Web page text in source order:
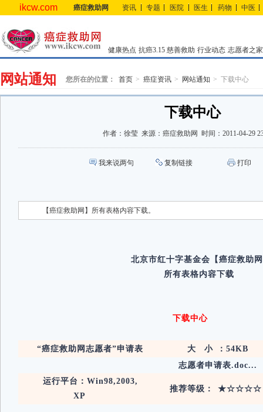
ikcw.com 癌症救助网 资讯 专题 医院 医生 药物 中医
健康热点 抗癌3.15 慈善救助 行业动态 志愿者之家
网站通知 您所在的位置： 首页 癌症资讯 网站通知 下载中心
下载中心
作者： 徐莹 来源： 癌症救助网 时间： 2011-04-29
我来说两句 复制链接 打印
【癌症救助网】所有表格内容下载。
北京市红十字基金会【癌症救助
所有表格内容下载
下载中心
“癌症救助网志愿者”申请表
大 小 ：54KB
志愿者申请表.doc...
运行平台：Win98,2003,
XP
推荐等级：